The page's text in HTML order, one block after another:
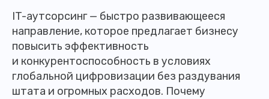
IT-аутсорсинг — быстро развивающееся
направление, которое предлагает бизнесу
повысить эффективность
и конкурентоспособность в условиях
глобальной цифровизации без раздувания
штата и огромных расходов. Почему